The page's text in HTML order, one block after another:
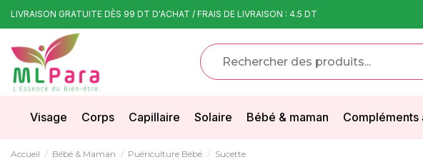
LIVRAISON GRATUITE DÈS 99 DT D'ACHAT / FRAIS DE LIVRAISON : 4.5 DT
Visage Corps Capillaire Solaire Bébé & maman Compléments
Accueil Bébé & Maman Puériculture Bébé Sucette